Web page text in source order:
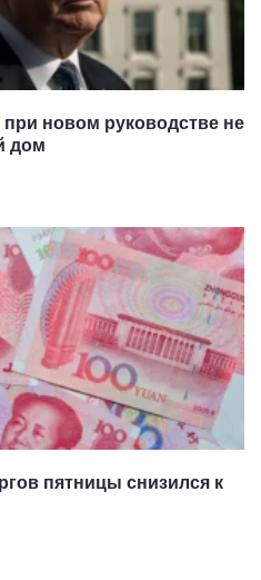
новом руководстве не
дом
пятницы снизился к